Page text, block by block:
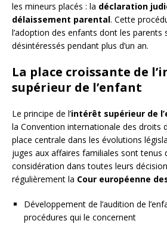
les mineurs placés : la déclaration
délaissement parental. Cette
l’adoption des enfants dont les
désintéressés pendant plus d’un an.
La place croissante de
supérieur de l’enfant
Le principe de l’intérêt supérieur de
la Convention internationale des droits
place centrale dans les évolutions
juges aux affaires familiales sont tenus
considération dans toutes leurs
régulièrement la Cour européenne
Développement de l’audition de
procédures qui le concernent